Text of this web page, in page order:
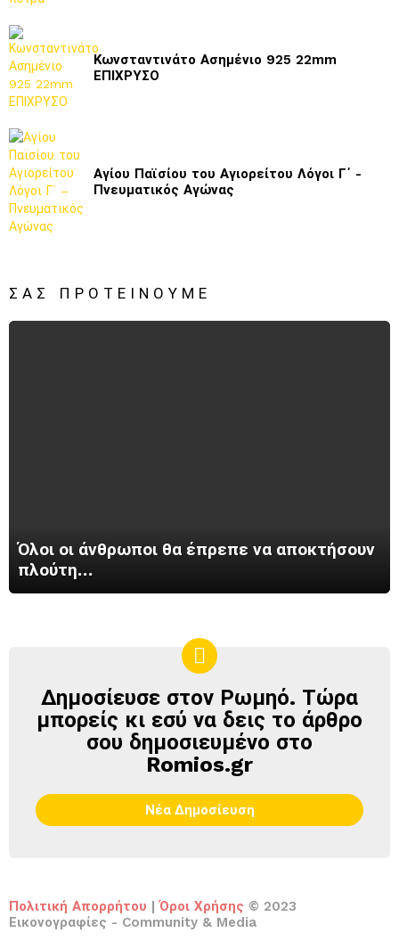
Κωνσταντινάτο Ασημένιο 925 22mm
ΕΠΙΧΡΥΣΟ
Αγίου Παϊσίου του Αγιορείτου Λόγοι Γ΄ -
Πνευματικός Αγώνας
ΣΑΣ ΠΡΟΤΕΊΝΟΥΜΕ
Όλοι οι άνθρωποι θα έπρεπε να αποκτήσουν
πλούτη…
ΔΗΜΟΣΊΕΥΣΕ
ΣΤΟΝ
ΡΩΜΗΌ
Δημοσίευσε στον Ρωμηό. Τώρα
μπορείς κι εσύ να δεις το άρθρο
σου δημοσιευμένο στο
Romios.gr
Νέα Δημοσίευση
Πολιτική Απορρήτου Όροι Χρήσης © 2023
Εικονογραφίες - Community & Media